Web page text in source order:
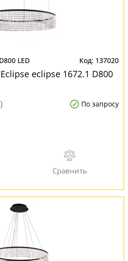
LED 137020
eclipse 1672.1 D800
По запросу